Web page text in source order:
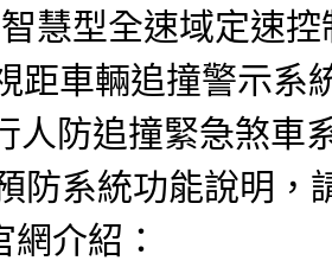
慧型全速域定速控
距車輛追撞警示系
人防追撞緊急煞車
防系統功能說明，
介紹：